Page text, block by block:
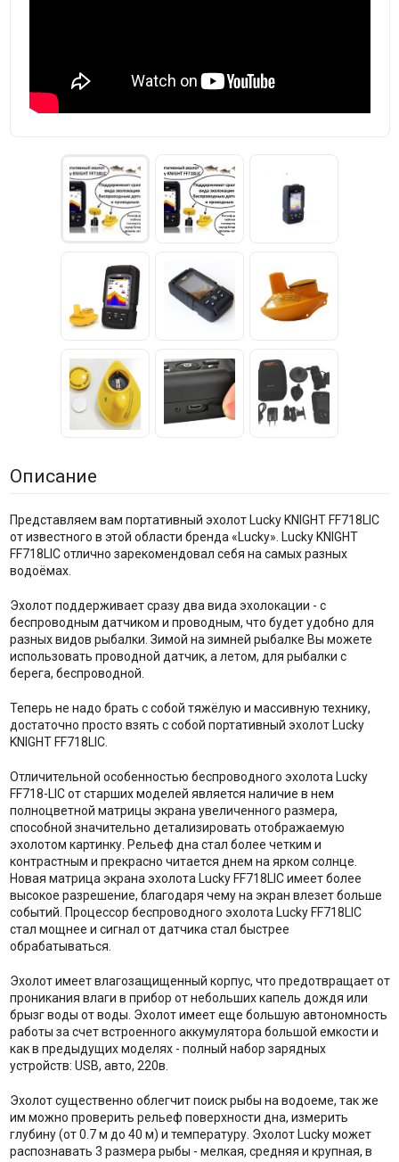
Описание
Представляем вам портативный эхолот Lucky KNIGHT FF718LIC
от известного в этой области бренда «Lucky». Lucky KNIGHT
FF718LIC отлично зарекомендовал себя на самых разных
водоёмах.
Эхолот поддерживает сразу два вида эхолокации - с
беспроводным датчиком и проводным, что будет удобно для
разных видов рыбалки. Зимой на зимней рыбалке Вы можете
использовать проводной датчик, а летом, для рыбалки с
берега, беспроводной.
Теперь не надо брать с собой тяжёлую и массивную технику,
достаточно просто взять с собой портативный эхолот Lucky
KNIGHT FF718LIC.
Отличительной особенностью беспроводного эхолота Lucky
FF718-LIC от старших моделей является наличие в нем
полноцветной матрицы экрана увеличенного размера,
способной значительно детализировать отображаемую
эхолотом картинку. Рельеф дна стал более четким и
контрастным и прекрасно читается днем на ярком солнце.
Новая матрица экрана эхолота Lucky FF718LIC имеет более
высокое разрешение, благодаря чему на экран влезет больше
событий. Процессор беспроводного эхолота Lucky FF718LIC
стал мощнее и сигнал от датчика стал быстрее
обрабатываться.
Эхолот имеет влагозащищенный корпус, что предотвращает от
проникания влаги в прибор от небольших капель дождя или
брызг воды от воды. Эхолот имеет еще большую автономность
работы за счет встроенного аккумулятора большой емкости и
как в предыдущих моделях - полный набор зарядных
устройств: USB, авто, 220в.
Эхолот существенно облегчит поиск рыбы на водоеме, так же
им можно проверить рельеф поверхности дна, измерить
глубину (от 0.7 м до 40 м) и температуру. Эхолот Lucky может
распознавать 3 размера рыбы - мелкая, средняя и крупная, в